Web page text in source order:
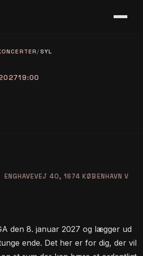
/SYL
19:00
ENGHAVEVEJ 40, 1674 KØBENHAVN V
den 8. januar 2027 og lægger ud
ende. Det her er for dig, der vil